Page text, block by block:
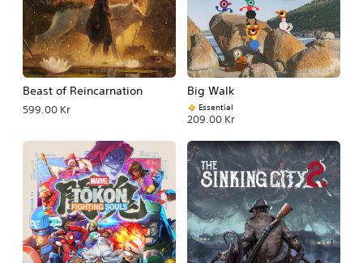
Beast of Reincarnation
599.00 Kr
Big Walk
Essential
209.00 Kr